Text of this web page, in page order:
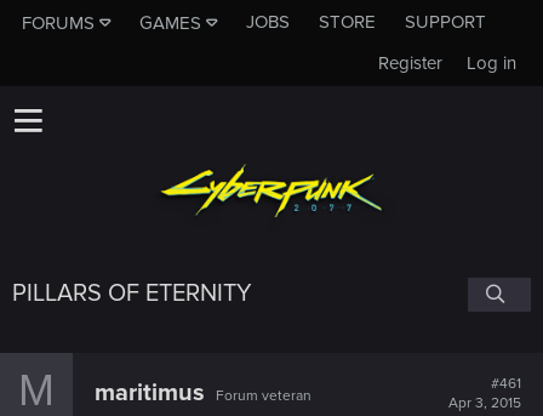
FORUMS GAMES JOBS STORE
SUPPORT
Log in
Register
PILLARS OF ETERNITY
M maritimus Forum veteran
#461
Apr 3, 2015